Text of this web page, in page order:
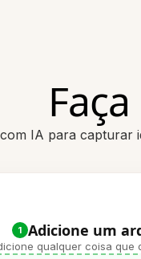
IA para
1 Adicione um
qualquer coisa que